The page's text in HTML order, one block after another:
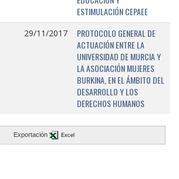
ESTIMULACIÓN CEPAEE
29/11/2017
PROTOCOLO GENERAL DE
ACTUACIÓN ENTRE LA
UNIVERSIDAD DE MURCIA Y
LA ASOCIACIÓN MUJERES
BURKINA, EN EL ÁMBITO DEL
DESARROLLO Y LOS
DERECHOS HUMANOS
Exportación Excel